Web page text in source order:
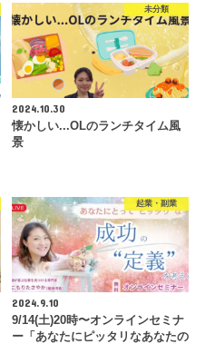
未分類
2024.10.30
懐かしい...OLのランチタイム風
景
起業・副業
2024.9.10
9/14(土)20時〜オンラインセミナ
ー「あなたにピッタリなあなたの